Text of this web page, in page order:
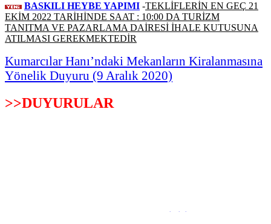
BASKILI HEYBE YAPIMI -TEKLİFLERİN EN GEÇ 21
EKİM 2022 TARİHİNDE SAAT : 10:00 DA TURİZM
TANITMA VE PAZARLAMA DAİRESİ İHALE KUTUSUNA
ATILMASI GEREKMEKTEDİR
Kumarcılar Hanı’ndaki Mekanların Kiralanmasına
Yönelik Duyuru (9 Aralık 2020)
>>DUYURULAR
Performans anket formu geliştirilerek yatırımcılar